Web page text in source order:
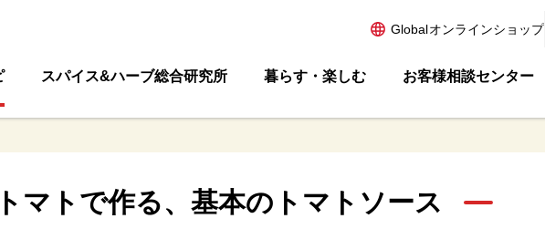
Globalオンラインショップ
スパイス&ハーブ総合研究所 暮らす・楽しむ お客様相談センター
マトで作る、基本のトマトソース